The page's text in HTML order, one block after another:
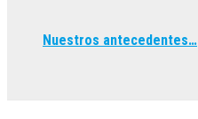
Nuestros antecedentes…